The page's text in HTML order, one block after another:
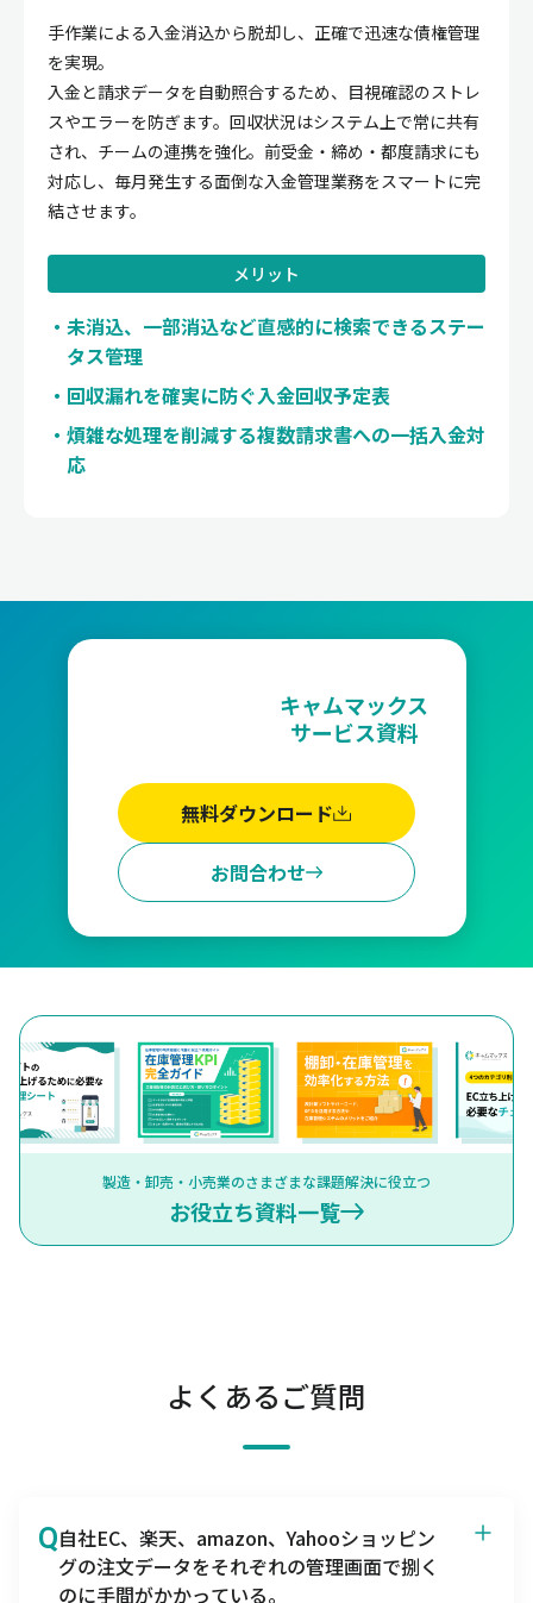
手作業による入金消込から脱却し、正確で迅速な債権管理
を実現。
入金と請求データを自動照合するため、目視確認のストレ
スやエラーを防ぎます。回収状況はシステム上で常に共有
され、チームの連携を強化。前受金・締め・都度請求にも
対応し、毎月発生する面倒な入金管理業務をスマートに完
結させます。
メリット
未消込、一部消込など直感的に検索できるステー
タス管理
回収漏れを確実に防ぐ入金回収予定表
煩雑な処理を削減する複数請求書への一括入金対
応
キャムマックス
サービス資料
お問合わせ
無料ダウンロード
製造・卸売・小売業のさまざまな課題解決に役立つ
お役立ち資料一覧
よくあるご質問
Q自社EC、楽天、amazon、Yahooショッピン
グの注文データをそれぞれの管理画面で捌く
のに手間がかかっている。